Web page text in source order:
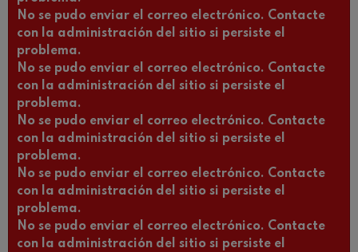
No se pudo enviar el correo electrónico. Contacte
con la administración del sitio si persiste el
problema.
No se pudo enviar el correo electrónico. Contacte
con la administración del sitio si persiste el
problema.
No se pudo enviar el correo electrónico. Contacte
con la administración del sitio si persiste el
problema.
No se pudo enviar el correo electrónico. Contacte
con la administración del sitio si persiste el
problema.
No se pudo enviar el correo electrónico. Contacte
con la administración del sitio si persiste el